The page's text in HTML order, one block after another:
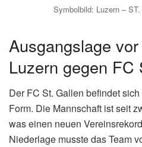
Symbolbild: Luzern –
Ausgangslage
Luzern gegen FC
Der FC St. Gallen befindet
Form. Die Mannschaft ist seit
was einen neuen
Niederlage musste das Team